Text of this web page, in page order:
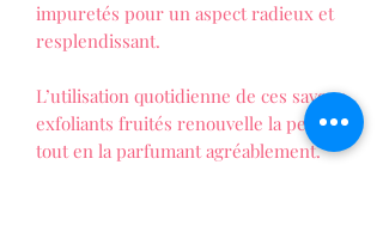
impuretés pour un aspect radieux et
resplendissant.
L’utilisation quotidienne de ces savons
exfoliants fruités renouvelle la peau,
tout en la parfumant agréablement.